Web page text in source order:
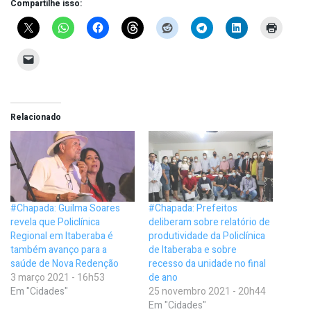
Compartilhe isso:
Relacionado
#Chapada: Guilma Soares
revela que Policlínica
Regional em Itaberaba é
também avanço para a
saúde de Nova Redenção
3 março 2021 - 16h53
Em "Cidades"
#Chapada: Prefeitos
deliberam sobre relatório de
produtividade da Policlínica
de Itaberaba e sobre
recesso da unidade no final
de ano
25 novembro 2021 - 20h44
Em "Cidades"